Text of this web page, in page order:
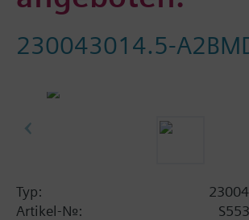
230043014.5-
Typ:
Artikel-Nr.: